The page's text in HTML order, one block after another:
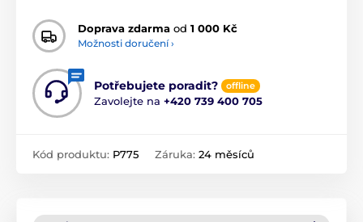
Doprava zdarma od 1 000 Kč
Možnosti doručení ›
Potřebujete poradit? offline
Zavolejte na +420 739 400 705
Kód produktu: P775 Záruka: 24 měsíců